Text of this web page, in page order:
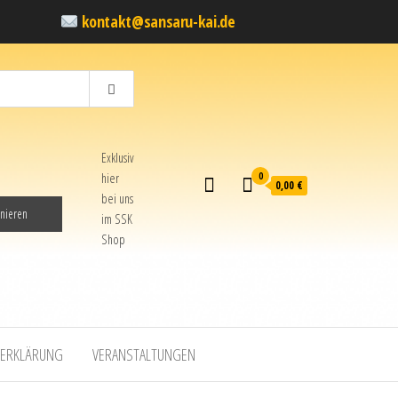
kontakt@sansaru-kai.de
Exklusiv
hier
bei uns
im SSK
Shop
0
0,00 €
VERANSTALTUNGEN